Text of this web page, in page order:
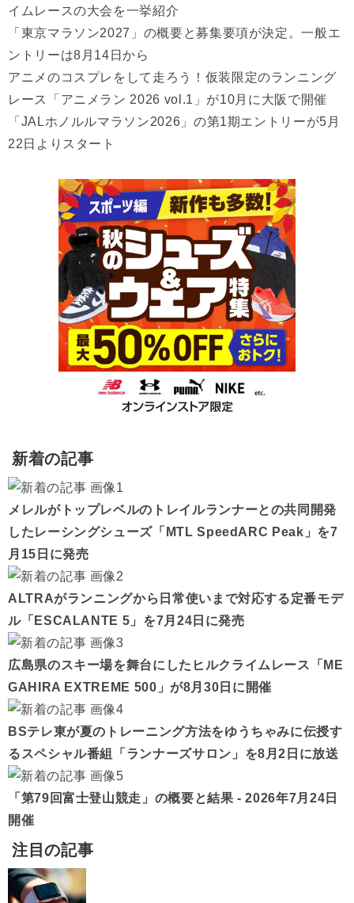
イムレースの大会を一挙紹介
「東京マラソン2027」の概要と募集要項が決定。一般エ
ントリーは8月14日から
アニメのコスプレをして走ろう！仮装限定のランニング
レース「アニメラン 2026 vol.1」が10月に大阪で開催
「JALホノルルマラソン2026」の第1期エントリーが5月
22日よりスタート
新着の記事
メレルがトップレベルのトレイルランナーとの共同開発
したレーシングシューズ「MTL SpeedARC Peak」を7
月15日に発売
ALTRAがランニングから日常使いまで対応する定番モデ
ル「ESCALANTE 5」を7月24日に発売
広島県のスキー場を舞台にしたヒルクライムレース「ME
GAHIRA EXTREME 500」が8月30日に開催
BSテレ東が夏のトレーニング方法をゆうちゃみに伝授す
るスペシャル番組「ランナーズサロン」を8月2日に放送
「第79回富士登山競走」の概要と結果 - 2026年7月24日
開催
注目の記事